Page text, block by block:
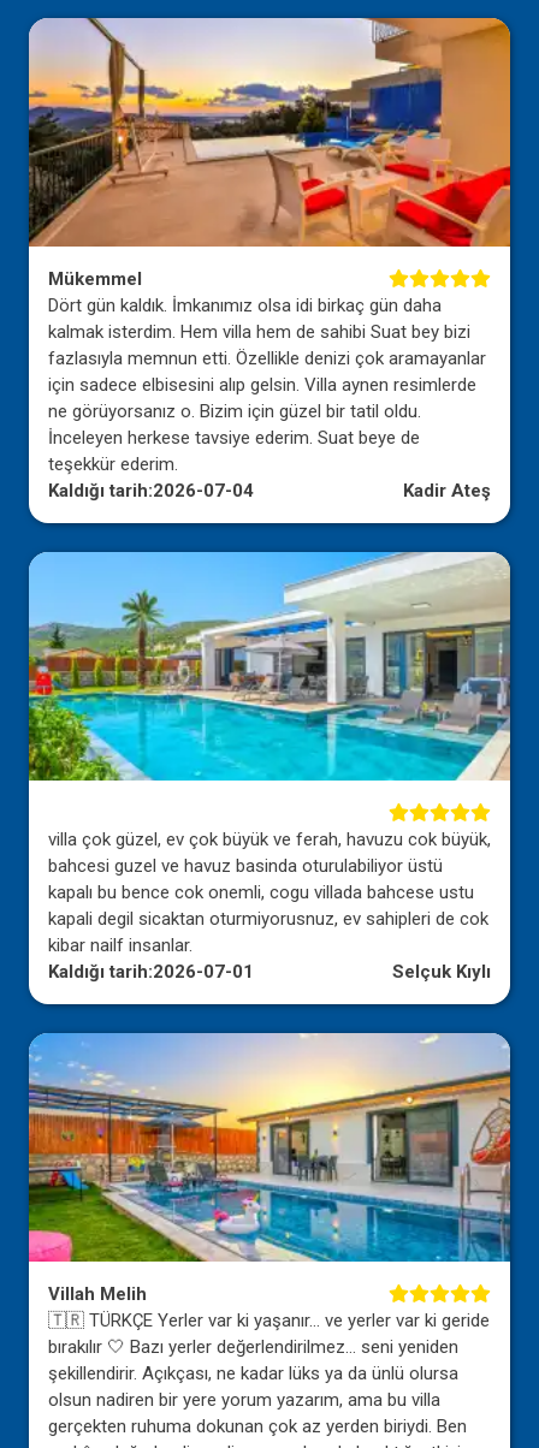
Mükemmel
Dört gün kaldık. İmkanımız olsa idi birkaç gün daha
kalmak isterdim. Hem villa hem de sahibi Suat bey bizi
fazlasıyla memnun etti. Özellikle denizi çok aramayanlar
için sadece elbisesini alıp gelsin. Villa aynen resimlerde
ne görüyorsanız o. Bizim için güzel bir tatil oldu.
İnceleyen herkese tavsiye ederim. Suat beye de
teşekkür ederim.
Kaldığı tarih:2026-07-04 Kadir Ateş
villa çok güzel, ev çok büyük ve ferah, havuzu cok büyük,
bahcesi guzel ve havuz basinda oturulabiliyor üstü
kapalı bu bence cok onemli, cogu villada bahcese ustu
kapali degil sicaktan oturmiyorusnuz, ev sahipleri de cok
kibar nailf insanlar.
Kaldığı tarih:2026-07-01 Selçuk Kıylı
Villah Melih
🇹🇷 TÜRKÇE Yerler var ki yaşanır… ve yerler var ki geride
bırakılır 🤍 Bazı yerler değerlendirilmez… seni yeniden
şekillendirir. Açıkçası, ne kadar lüks ya da ünlü olursa
olsun nadiren bir yere yorum yazarım, ama bu villa
gerçekten ruhuma dokunan çok az yerden biriydi. Ben